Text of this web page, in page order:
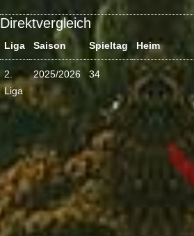
Direktvergleich
Liga Saison Spieltag Heim
2.
Liga
2025/2026 34